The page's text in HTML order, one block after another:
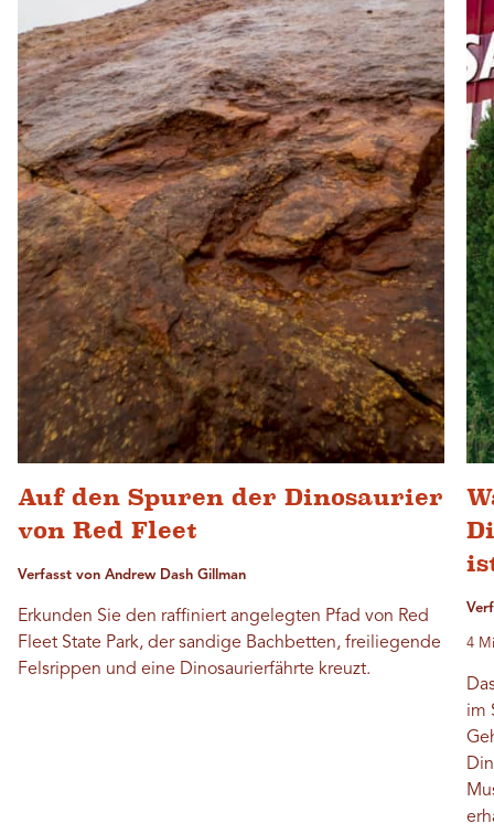
Auf den Spuren der Dinosaurier
von Red Fleet
Verfasst von Andrew Dash Gillman
Erkunden Sie den raffiniert angelegten Pfad von Red
Fleet State Park, der sandige Bachbetten, freiliegende
Felsrippen und eine Dinosaurierfährte kreuzt.
4
im